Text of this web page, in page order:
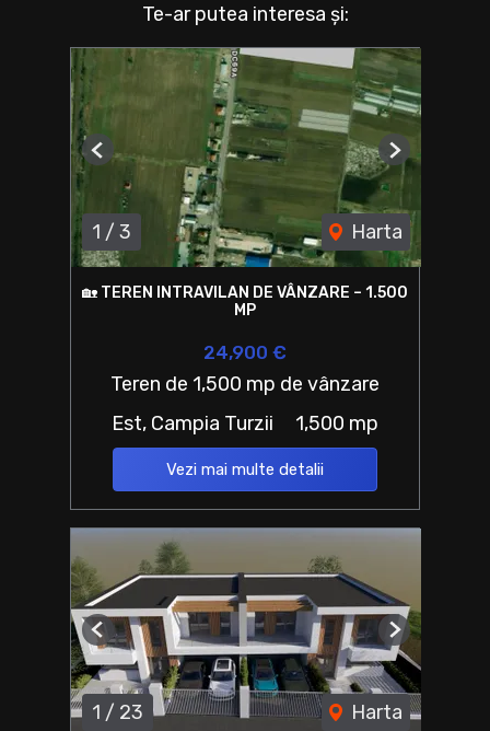
Te-ar putea interesa și:
1 / 3 Harta
Previous Next
🏡 TEREN INTRAVILAN DE VÂNZARE – 1.500
MP
24,900 €
Teren de 1,500 mp de vânzare
Est, Campia Turzii
1,500 mp
Vezi mai multe detalii
1 / 23 Harta
Previous Next